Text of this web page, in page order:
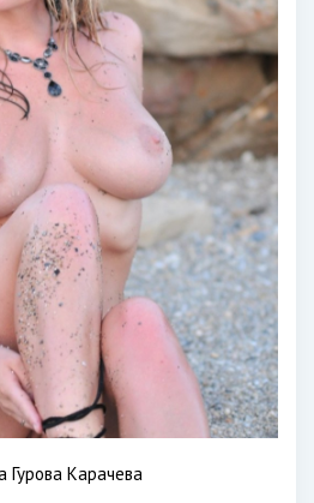
Гурова Карачева